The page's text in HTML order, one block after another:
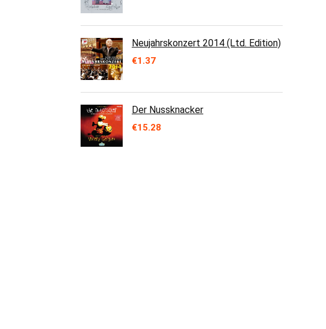
Neujahrskonzert 2014 (Ltd. Edition)
€1.37
Der Nussknacker
€15.28